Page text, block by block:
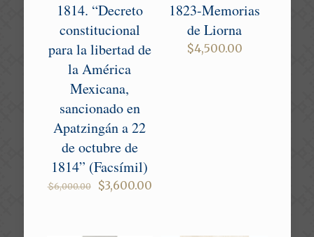
1814. “Decreto
constitucional
para la libertad de
la América
Mexicana,
sancionado en
Apatzingán a 22
de octubre de
1814” (Facsímil)
$6,000.00
Original
$3,600.00Current
1823-Memorias
de Liorna
$4,500.00